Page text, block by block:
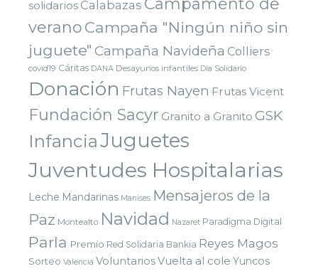
solidarios Calabazas Campamento de
verano Campaña "Ningún niño sin
juguete" Campaña Navideña Colliers
covid19 Cáritas DANA Desayunos infantiles Dia Solidario
Donación Frutas Nayen Frutas Vicent
Fundación Sacyr Granito a Granito GSK
InfanciaJuguetes
Juventudes Hospitalarias
Leche Mandarinas Manises Mensajeros de la
Paz Montealto Navidad Nazaret Paradigma Digital
Parla Premio Red Solidaria Bankia Reyes Magos
Sorteo Valencia VoluntariosVuelta al cole Yuncos